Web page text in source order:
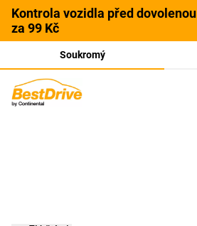
Kontrola vozidla před dovolenou
za 99 Kč
Soukromý